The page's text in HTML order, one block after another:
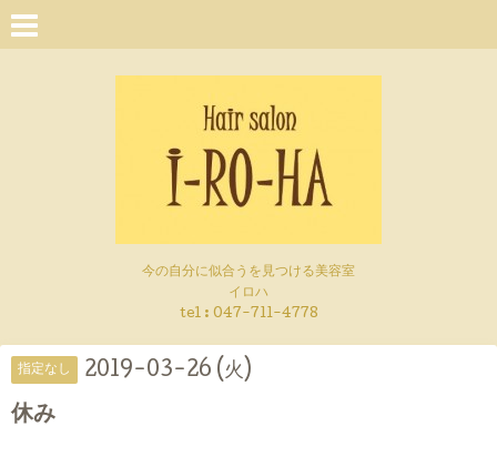
今の自分に似合うを見つける美容室
イロハ
tel : 047-711-4778
指定なし 2019-03-26 (火)
休み